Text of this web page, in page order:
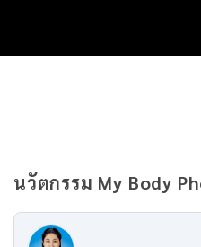
นวัตกรรม My Body